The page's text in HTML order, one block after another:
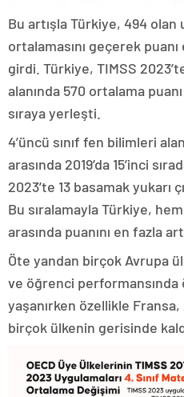
Bu artışla Türkiye, 494
ortalamasını geçerek
girdi. Türkiye, TIMSS
alanında 570 ortalama
sıraya yerleşti.
4’üncü sınıf fen bilimleri
arasında 2019’da 15’inci
2023’te 13 basamak yukarı
Bu sıralamayla Türkiye,
arasında puanını en fazla
Öte yandan birçok Avrupa
ve öğrenci performansında
yaşanırken özellikle
birçok ülkenin gerisinde